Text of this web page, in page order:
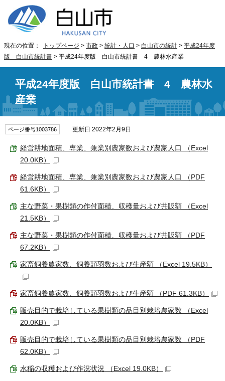
現在の位置： トップページ > 市政 > 統計・人口 > 白山市の統計 > 平成24年度
版 白山市統計書 > 平成24年度版 白山市統計書 4 農林水産業
平成24年度版 白山市統計書 4 農林水
産業
ページ番号1003786 更新日 2022年2月9日
経営耕地面積、専業、兼業別農家数および農家人口 （Excel
20.0KB）
経営耕地面積、専業、兼業別農家数および農家人口 （PDF
61.6KB）
主な野菜・果樹類の作付面積、収穫量および共販額 （Excel
21.5KB）
主な野菜・果樹類の作付面積、収穫量および共販額 （PDF
67.2KB）
家畜飼養農家数、飼養頭羽数および生産額 （Excel 19.5KB）
家畜飼養農家数、飼養頭羽数および生産額 （PDF 61.3KB）
販売目的で栽培している果樹類の品目別栽培農家数 （Excel
20.0KB）
販売目的で栽培している果樹類の品目別栽培農家数 （PDF
62.0KB）
水稲の収穫および作況状況 （Excel 19.0KB）